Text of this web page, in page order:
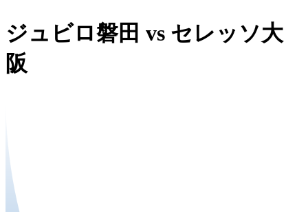
ジュビロ磐田 vs セレッソ大
阪